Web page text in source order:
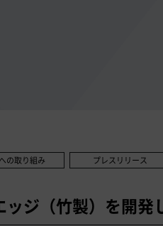
の取り組み プレスリリース
ジ（竹製）を開発